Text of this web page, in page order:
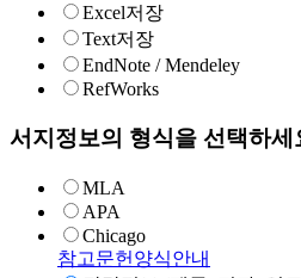
Excel저장
Text저장
EndNote / Mendeley
RefWorks
서지정보의 형식을 선택하세
MLA
APA
Chicago
참고문헌양식안내